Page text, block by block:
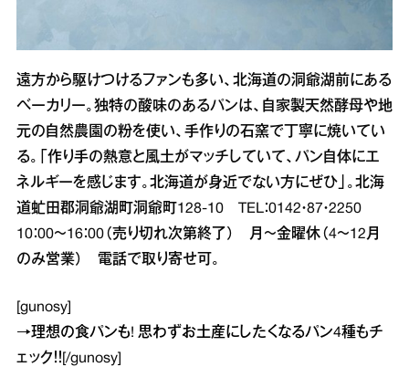
遠方から駆けつけるファンも多い、北海道の洞爺湖前にある
ベーカリー。独特の酸味のあるパンは、自家製天然酵母や地
元の自然農園の粉を使い、手作りの石窯で丁寧に焼いてい
る。「作り手の熱意と風土がマッチしていて、パン自体にエ
ネルギーを感じます。北海道が身近でない方にぜひ」。北海
道虻田郡洞爺湖町洞爺町128‐10 TEL：0142・87・2250
10：00～16：00（売り切れ次第終了） 月～金曜休（4～12月
のみ営業） 電話で取り寄せ可。
[gunosy]
→理想の食パンも! 思わずお土産にしたくなるパン4種もチ
ェック！！[/gunosy]